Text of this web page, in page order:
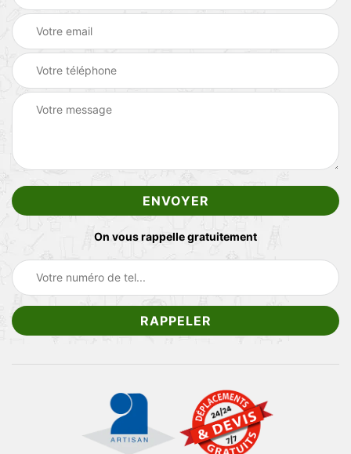
On vous rappelle gratuitement